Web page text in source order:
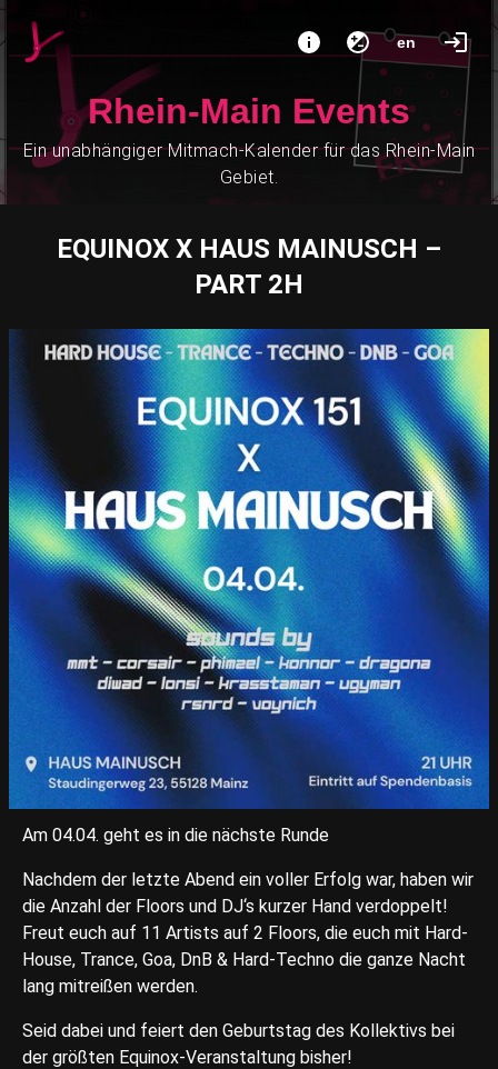
en
Rhein-Main Events
Ein unabhängiger Mitmach-Kalender für das Rhein-Main
Gebiet.
EQUINOX X HAUS MAINUSCH –
PART 2H
Am 04.04. geht es in die nächste Runde
Nachdem der letzte Abend ein voller Erfolg war, haben wir
die Anzahl der Floors und DJ‘s kurzer Hand verdoppelt!
Freut euch auf 11 Artists auf 2 Floors, die euch mit Hard-
House, Trance, Goa, DnB & Hard-Techno die ganze Nacht
lang mitreißen werden.
Seid dabei und feiert den Geburtstag des Kollektivs bei
der größten Equinox-Veranstaltung bisher!